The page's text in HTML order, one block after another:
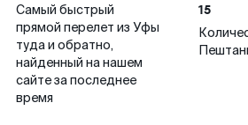
Самый быстрый
прямой перелет из Уфы
туда и обратно,
найденный на нашем
сайте за последнее
время
15